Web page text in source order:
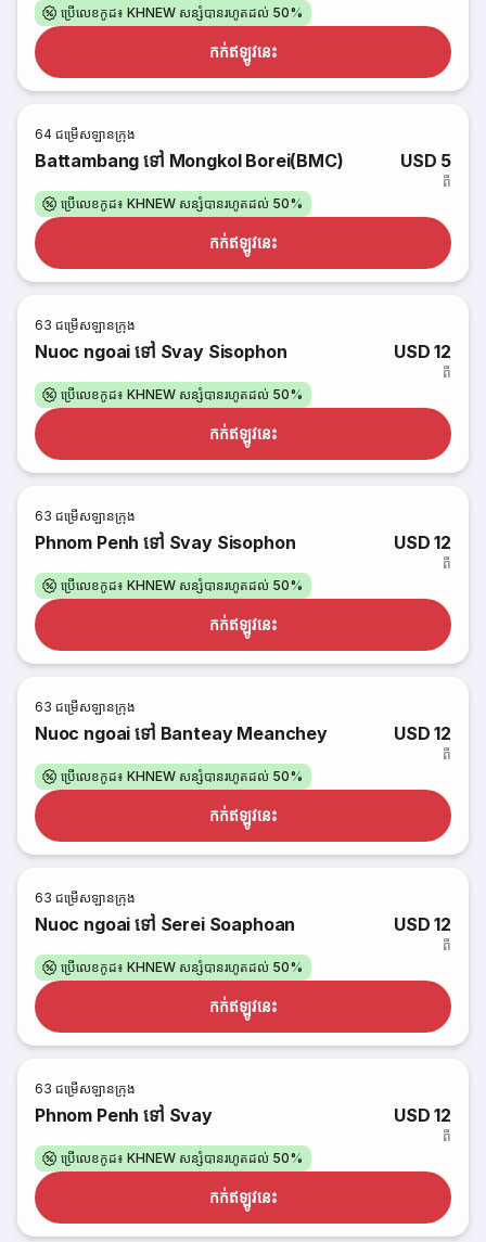
ប្រើលេខកូដ៖ KHNEW សន្សំបានរហូតដល់ 50%
កក់​ឥឡូវនេះ
64 ជម្រើសឡានក្រុង
Battambang ទៅ Mongkol Borei(BMC) USD 5
ពី
ប្រើលេខកូដ៖ KHNEW សន្សំបានរហូតដល់ 50%
កក់​ឥឡូវនេះ
63 ជម្រើសឡានក្រុង
Nuoc ngoai ទៅ Svay Sisophon USD 12
ពី
ប្រើលេខកូដ៖ KHNEW សន្សំបានរហូតដល់ 50%
កក់​ឥឡូវនេះ
63 ជម្រើសឡានក្រុង
Phnom Penh ទៅ Svay Sisophon USD 12
ពី
ប្រើលេខកូដ៖ KHNEW សន្សំបានរហូតដល់ 50%
កក់​ឥឡូវនេះ
63 ជម្រើសឡានក្រុង
Nuoc ngoai ទៅ Banteay Meanchey USD 12
ពី
ប្រើលេខកូដ៖ KHNEW សន្សំបានរហូតដល់ 50%
កក់​ឥឡូវនេះ
63 ជម្រើសឡានក្រុង
Nuoc ngoai ទៅ Serei Soaphoan USD 12
ពី
ប្រើលេខកូដ៖ KHNEW សន្សំបានរហូតដល់ 50%
កក់​ឥឡូវនេះ
63 ជម្រើសឡានក្រុង
Phnom Penh ទៅ Svay USD 12
ពី
ប្រើលេខកូដ៖ KHNEW សន្សំបានរហូតដល់ 50%
កក់​ឥឡូវនេះ